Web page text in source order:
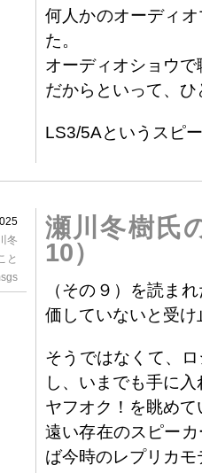
何人かのオーディ
た。
オーディオショウ
だからといって、
LS3/5Aというスピ
冬
と
瀬川冬樹氏
10）
（その９）を読ま
価していないと受
そうではなくて、
し、いまでも手に
ヤフオク！を眺め
遠い存在のスピー
ば今時のレプリカ